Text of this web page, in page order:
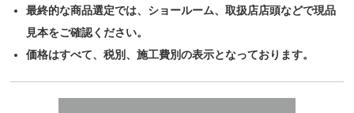
最終的な商品選定では、ショールーム、取扱店店頭などで現品
見本をご確認ください。
価格はすべて、税別、施工費別の表示となっております。